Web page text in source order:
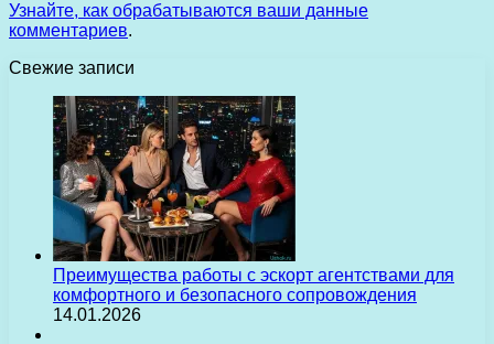
Узнайте, как обрабатываются ваши данные
комментариев.
Свежие записи
Преимущества работы с эскорт агентствами для
комфортного и безопасного сопровождения
14.01.2026